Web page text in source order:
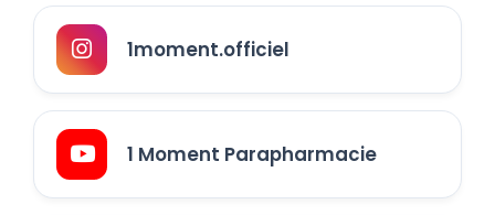
1moment.officiel
1 Moment Parapharmacie